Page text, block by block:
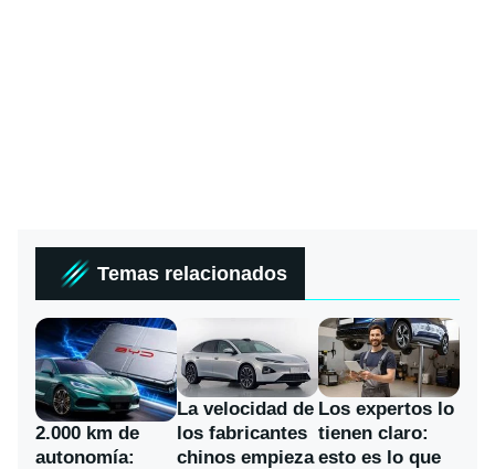
Temas relacionados
2.000 km de
autonomía:
La velocidad de
los fabricantes
chinos empieza
Los expertos lo
tienen claro:
esto es lo que